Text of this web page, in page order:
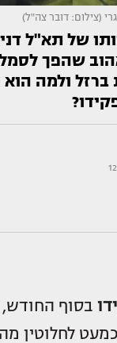
(צילום: דובר צה"ל)
של תא"ל
שהפך לסמל
ולמה
בסוף
לחלוטין